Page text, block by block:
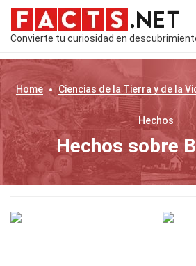
Convierte tu curiosidad en
Home Ciencias de la Tierra y de la
Hechos
Hechos sobre